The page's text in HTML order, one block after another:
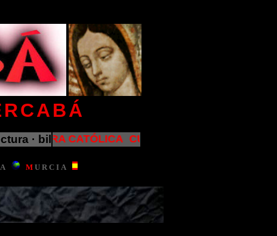
d.C. 2026 d.C. 2026 d.C. 2026 d.C. 2026 d.C.
· biblia · ciencia · escritura · escultura ·
CULTURA CATÓLICA CULTURA CATÓLICA
A M U R C I A